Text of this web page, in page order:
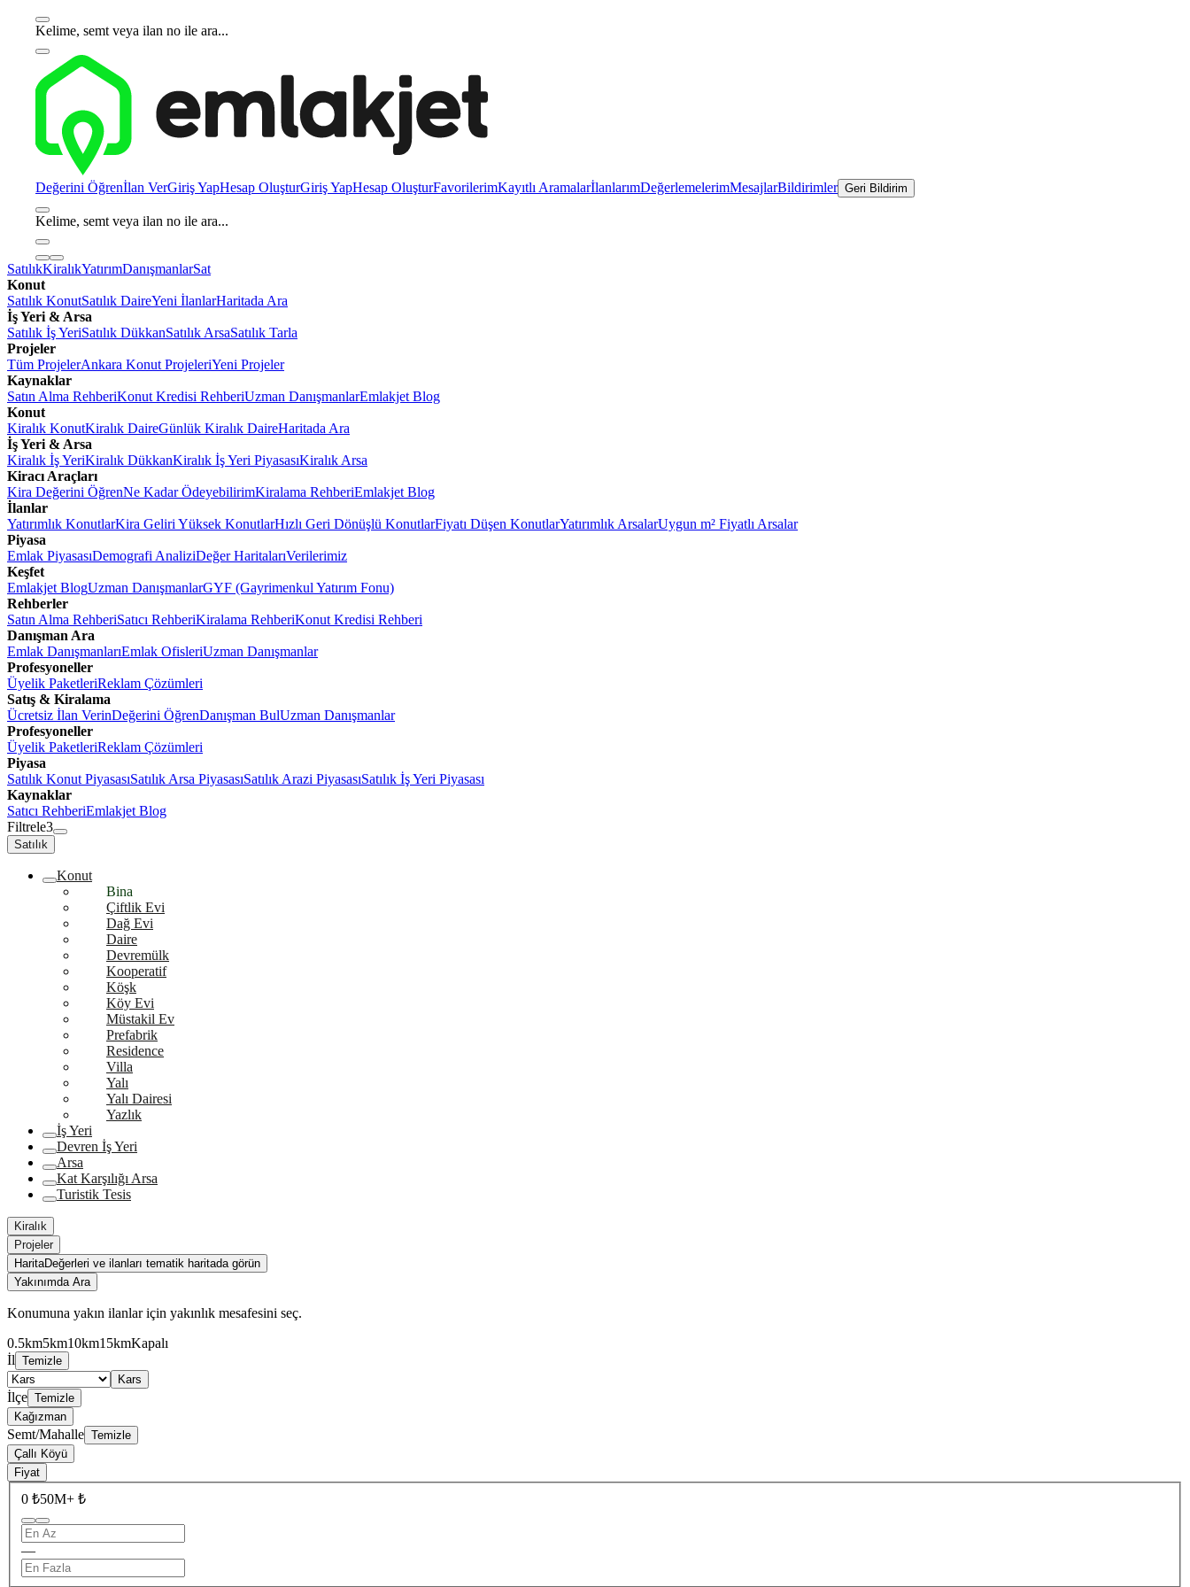
Kelime, semt veya ilan no ile ara...
Değerini Öğrenİlan VerGiriş YapHesap OluşturGiriş YapHesap OluşturFavorilerimKayıtlı AramalarİlanlarımDeğerlemelerimMesajlarBildirimler Geri Bildirim
Kelime, semt veya ilan no ile ara...
SatılıkKiralıkYatırımDanışmanlarSat
Konut
Satılık KonutSatılık DaireYeni İlanlarHaritada Ara
İş Yeri & Arsa
Satılık İş YeriSatılık DükkanSatılık ArsaSatılık Tarla
Projeler
Tüm ProjelerAnkara Konut ProjeleriYeni Projeler
Kaynaklar
Satın Alma RehberiKonut Kredisi RehberiUzman DanışmanlarEmlakjet Blog
Konut
Kiralık KonutKiralık DaireGünlük Kiralık DaireHaritada Ara
İş Yeri & Arsa
Kiralık İş YeriKiralık DükkanKiralık İş Yeri PiyasasıKiralık Arsa
Kiracı Araçları
Kira Değerini ÖğrenNe Kadar ÖdeyebilirimKiralama RehberiEmlakjet Blog
İlanlar
Yatırımlık KonutlarKira Geliri Yüksek KonutlarHızlı Geri Dönüşlü KonutlarFiyatı Düşen KonutlarYatırımlık ArsalarUygun m² Fiyatlı Arsalar
Piyasa
Emlak PiyasasıDemografi AnaliziDeğer HaritalarıVerilerimiz
Keşfet
Emlakjet BlogUzman DanışmanlarGYF (Gayrimenkul Yatırım Fonu)
Rehberler
Satın Alma RehberiSatıcı RehberiKiralama RehberiKonut Kredisi Rehberi
Danışman Ara
Emlak DanışmanlarıEmlak OfisleriUzman Danışmanlar
Profesyoneller
Üyelik PaketleriReklam Çözümleri
Satış & Kiralama
Ücretsiz İlan VerinDeğerini ÖğrenDanışman BulUzman Danışmanlar
Profesyoneller
Üyelik PaketleriReklam Çözümleri
Piyasa
Satılık Konut PiyasasıSatılık Arsa PiyasasıSatılık Arazi PiyasasıSatılık İş Yeri Piyasası
Kaynaklar
Satıcı RehberiEmlakjet Blog
Filtrele3
Satılık
Konut
Bina
Çiftlik Evi
Dağ Evi
Daire
Devremülk
Kooperatif
Köşk
Köy Evi
Müstakil Ev
Prefabrik
Residence
Villa
Yalı
Yalı Dairesi
Yazlık
İş Yeri
Devren İş Yeri
Arsa
Kat Karşılığı Arsa
Turistik Tesis
Kiralık
Projeler
HaritaDeğerleri ve ilanları tematik haritada görün
Yakınımda Ara
Konumuna yakın ilanlar için yakınlık mesafesini seç.
0.5km5km10km15kmKapalı
İl Temizle
Kars
İlçe Temizle
Kağızman
Semt/Mahalle Temizle
Çallı Köyü
Fiyat
0 ₺50M+ ₺
—